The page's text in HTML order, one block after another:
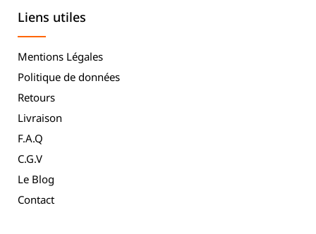
Liens utiles
Mentions Légales
Politique de données
Retours
Livraison
F.A.Q
C.G.V
Le Blog
Contact